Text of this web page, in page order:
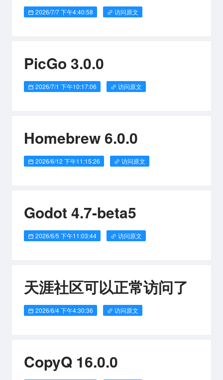
2026/7/7 下午4:40:58 访问原文
PicGo 3.0.0
2026/7/1 下午10:17:06 访问原文
Homebrew 6.0.0
2026/6/12 下午11:15:26 访问原文
Godot 4.7-beta5
2026/6/5 下午11:03:44 访问原文
天涯社区可以正常访问了
2026/6/4 下午4:30:36 访问原文
CopyQ 16.0.0